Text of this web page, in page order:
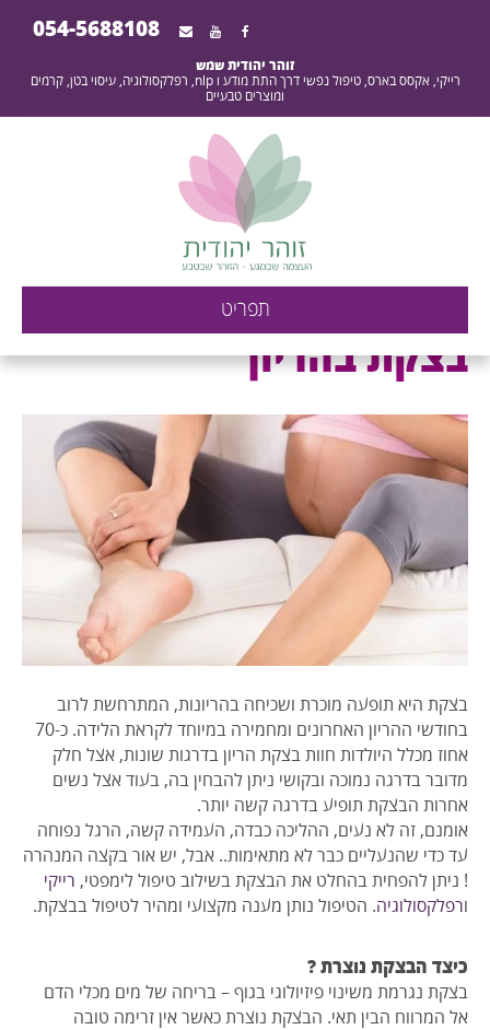
054-5688108
זוהר יהודית שמש
רייקי, אקסס בארס, טיפול נפשי דרך התת מודע ו nlp, רפלקסולוגיה, עיסוי בטן, קרמים
ומוצרים טבעיים
תפריט
בצקת בהריון - העוצמה
שבמגע - הזוהר שבטבע -
זוהר יהודית שמש
בצקת בהריון
בצקת היא תופעה מוכרת ושכיחה בהריונות, המתרחשת לרוב
בחודשי ההריון האחרונים ומחמירה במיוחד לקראת הלידה. כ-70
אחוז מכלל היולדות חוות בצקת הריון בדרגות שונות, אצל חלק
מדובר בדרגה נמוכה ובקושי ניתן להבחין בה, בעוד אצל נשים
אחרות הבצקת תופיע בדרגה קשה יותר.
אומנם, זה לא נעים, ההליכה כבדה, העמידה קשה, הרגל נפוחה
עד כדי שהנעליים כבר לא מתאימות.. אבל, יש אור בקצה המנהרה
! ניתן להפחית בהחלט את הבצקת בשילוב טיפול לימפטי, רייקי
ורפלקסולוגיה. הטיפול נותן מענה מקצועי ומהיר לטיפול בבצקת.
כיצד הבצקת נוצרת ?
בצקת נגרמת משינוי פיזיולוגי בגוף – בריחה של מים מכלי הדם
אל המרווח הבין תאי. הבצקת נוצרת כאשר אין זרימה טובה